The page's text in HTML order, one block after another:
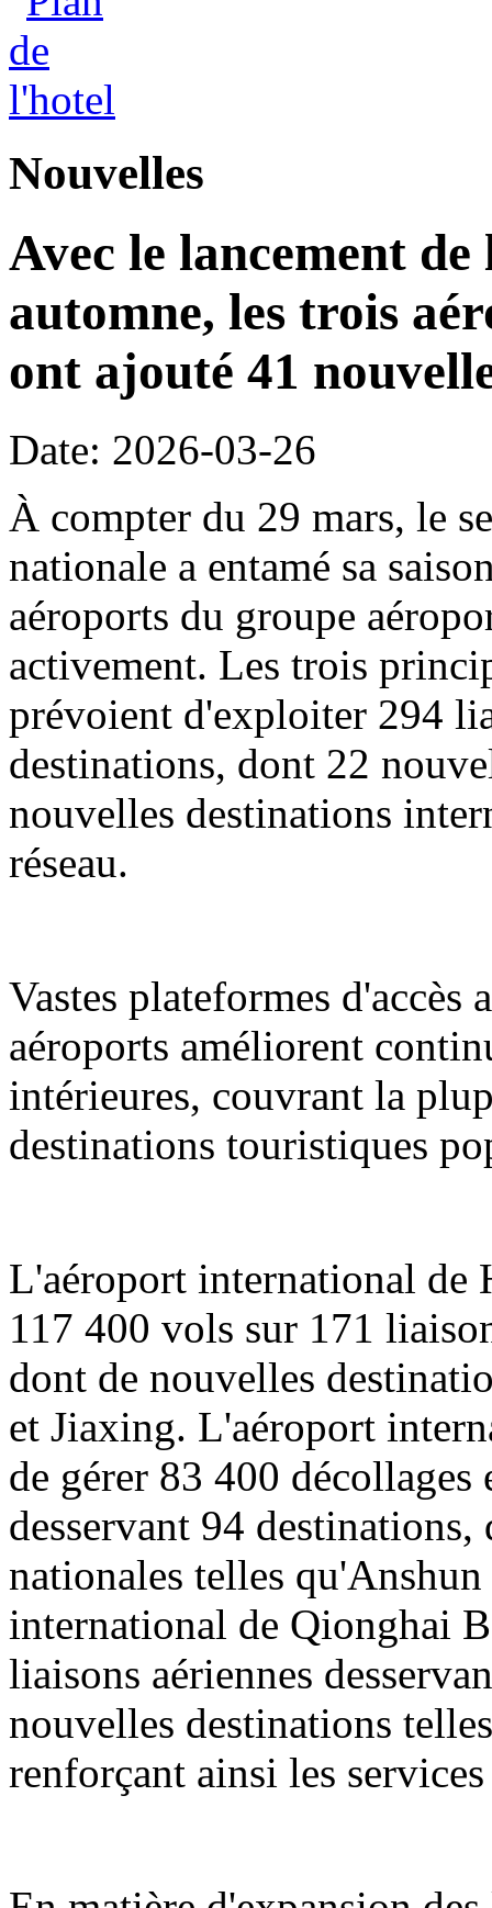
Nouvelles
Avec le lancement de
automne, les trois
ont ajouté 41
Date: 2026-03-26
À compter du 29 mars, le
nationale a entamé sa
aéroports du groupe
activement. Les trois
prévoient d'exploiter 294
destinations, dont 22
nouvelles destinations
réseau.
Vastes plateformes
aéroports améliorent
intérieures, couvrant la
destinations touristiques
L'aéroport international
117 400 vols sur 171
dont de nouvelles
et Jiaxing. L'aéroport
de gérer 83 400 décollages
desservant 94
nationales telles
international de Qionghai
liaisons aériennes
nouvelles destinations
renforçant ainsi les